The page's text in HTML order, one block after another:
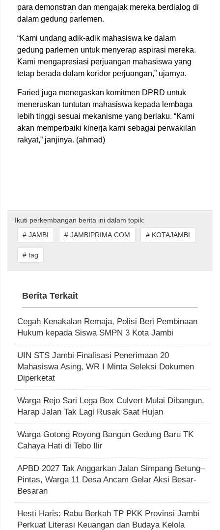
para demonstran dan mengajak mereka berdialog di
dalam gedung parlemen.
“Kami undang adik-adik mahasiswa ke dalam
gedung parlemen untuk menyerap aspirasi mereka.
Kami mengapresiasi perjuangan mahasiswa yang
tetap berada dalam koridor perjuangan,” ujarnya.
Faried juga menegaskan komitmen DPRD untuk
meneruskan tuntutan mahasiswa kepada lembaga
lebih tinggi sesuai mekanisme yang berlaku. “Kami
akan memperbaiki kinerja kami sebagai perwakilan
rakyat,” janjinya. (ahmad)
Ikuti perkembangan berita ini dalam topik:
# JAMBI
# JAMBIPRIMA.COM # KOTAJAMBI
# tag
Berita Terkait
Cegah Kenakalan Remaja, Polisi Beri Pembinaan
Hukum kepada Siswa SMPN 3 Kota Jambi
UIN STS Jambi Finalisasi Penerimaan 20
Mahasiswa Asing, WR I Minta Seleksi Dokumen
Diperketat
Warga Rejo Sari Lega Box Culvert Mulai Dibangun,
Harap Jalan Tak Lagi Rusak Saat Hujan
Warga Gotong Royong Bangun Gedung Baru TK
Cahaya Hati di Tebo Ilir
APBD 2027 Tak Anggarkan Jalan Simpang Betung–
Pintas, Warga 11 Desa Ancam Gelar Aksi Besar-
Besaran
Hesti Haris: Rabu Berkah TP PKK Provinsi Jambi
Perkuat Literasi Keuangan dan Budaya Kelola